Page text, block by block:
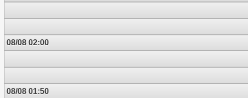
08/08 02:00
08/08 01:50